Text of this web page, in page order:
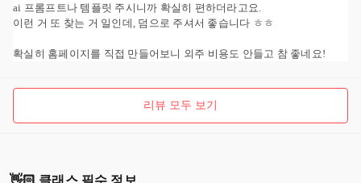
ai 프롬프트나 템플릿 주시니까 확실히 편하더라고요.
이런 거 또 찾는 거 일인데, 덤으로 주셔서 좋습니다 ㅎㅎ
확실히 홈페이지를 직접 만들어보니 외주 비용도 안들고 참 좋네요!
리뷰 모두 보기
👋🏻 클래스 필수 정보